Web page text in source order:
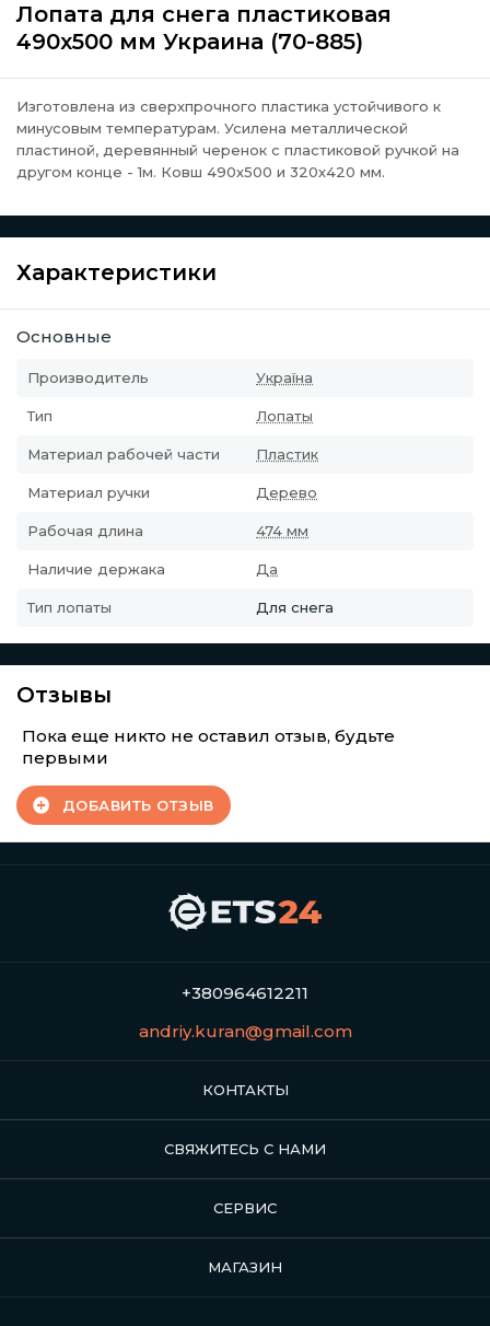
Лопата для снега пластиковая
490х500 мм Украина (70-885)
Изготовлена из сверхпрочного пластика устойчивого к
минусовым температурам. Усилена металлической
пластиной, деревянный черенок с пластиковой ручкой на
другом конце - 1м. Ковш 490х500 и 320х420 мм.
Характеристики
Основные
Производитель Україна
Тип Лопаты
Материал рабочей части Пластик
Материал ручки Дерево
Рабочая длина 474 мм
Наличие держака Да
Тип лопаты Для снега
Отзывы
Пока еще никто не оставил отзыв, будьте
первыми
ДОБАВИТЬ ОТЗЫВ
+380964612211
andriy.kuran@gmail.com
КОНТАКТЫ
СВЯЖИТЕСЬ С НАМИ
СЕРВИС
МАГАЗИН